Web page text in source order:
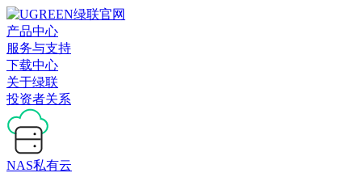
产品中心
服务与支持
下载中心
关于绿联
投资者关系
NAS私有云